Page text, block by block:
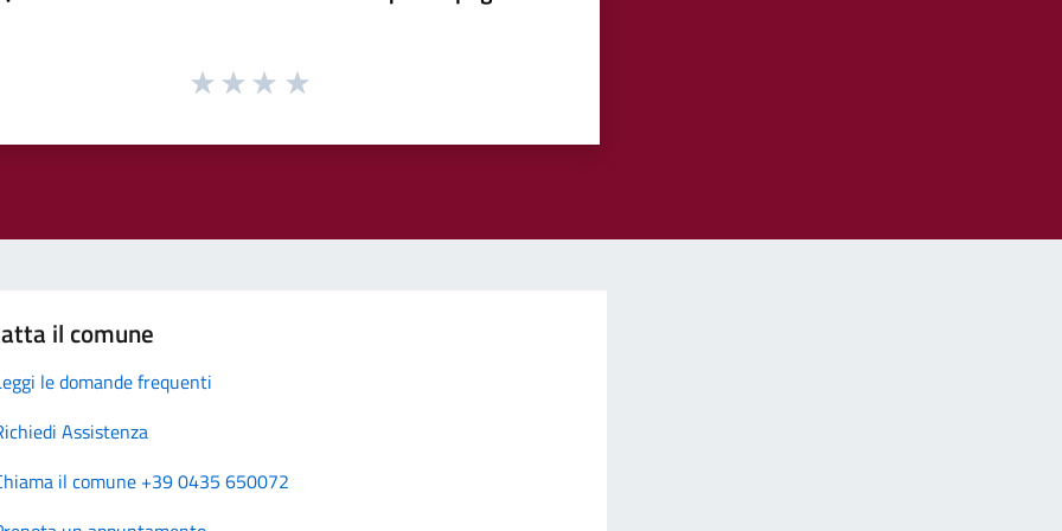
il comune
le domande frequenti
Assistenza
il comune +39 0435 650072